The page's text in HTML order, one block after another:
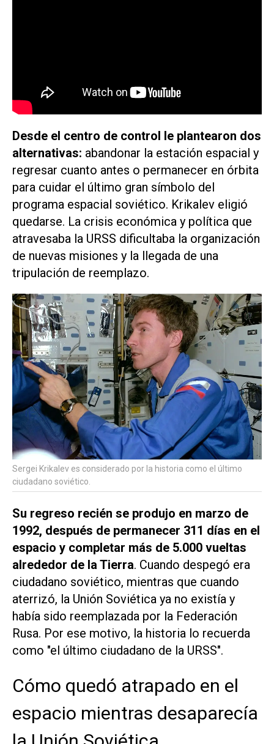
Desde el centro de control le plantearon dos
alternativas: abandonar la estación espacial y
regresar cuanto antes o permanecer en órbita
para cuidar el último gran símbolo del
programa espacial soviético. Krikalev eligió
quedarse. La crisis económica y política que
atravesaba la URSS dificultaba la organización
de nuevas misiones y la llegada de una
tripulación de reemplazo.
Sergei Krikalev es considerado por la historia como el último
ciudadano soviético.
Su regreso recién se produjo en marzo de
1992, después de permanecer 311 días en el
espacio y completar más de 5.000 vueltas
alrededor de la Tierra. Cuando despegó era
ciudadano soviético, mientras que cuando
aterrizó, la Unión Soviética ya no existía y
había sido reemplazada por la Federación
Rusa. Por ese motivo, la historia lo recuerda
como "el último ciudadano de la URSS".
Cómo quedó atrapado en el
espacio mientras desaparecía